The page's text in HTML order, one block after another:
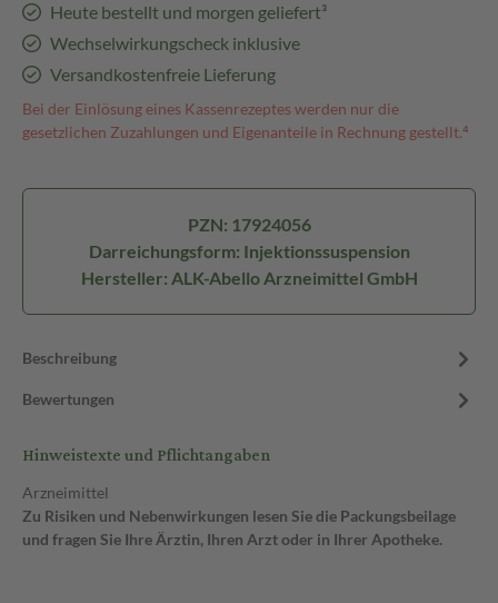
Heute bestellt und morgen geliefert³
Wechselwirkungscheck inklusive
Versandkostenfreie Lieferung
Bei der Einlösung eines Kassenrezeptes werden nur die
gesetzlichen Zuzahlungen und Eigenanteile in Rechnung gestellt.⁴
PZN: 17924056
Darreichungsform: Injektionssuspension
Hersteller: ALK-Abello Arzneimittel GmbH
Beschreibung
Bewertungen
Hinweistexte und Pflichtangaben
Arzneimittel
Zu Risiken und Nebenwirkungen lesen Sie die Packungsbeilage
und fragen Sie Ihre Ärztin, Ihren Arzt oder in Ihrer Apotheke.